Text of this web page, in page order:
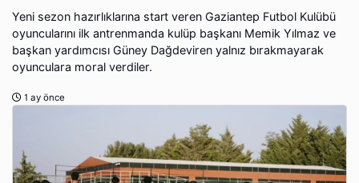
Yeni sezon hazırlıklarına start veren Gaziantep Futbol Kulübü
oyuncularını ilk antrenmanda kulüp başkanı Memik Yılmaz ve
başkan yardımcısı Güney Dağdeviren yalnız bırakmayarak
oyunculara moral verdiler.
1 ay önce